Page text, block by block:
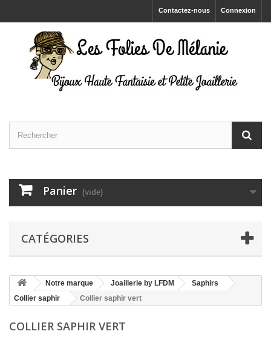
Connexion
Contactez-nous
Panier (vide)
CATÉGORIES
Notre marque Joaillerie by LFDM
Saphirs
Collier saphir
Collier saphir vert
COLLIER SAPHIR VERT